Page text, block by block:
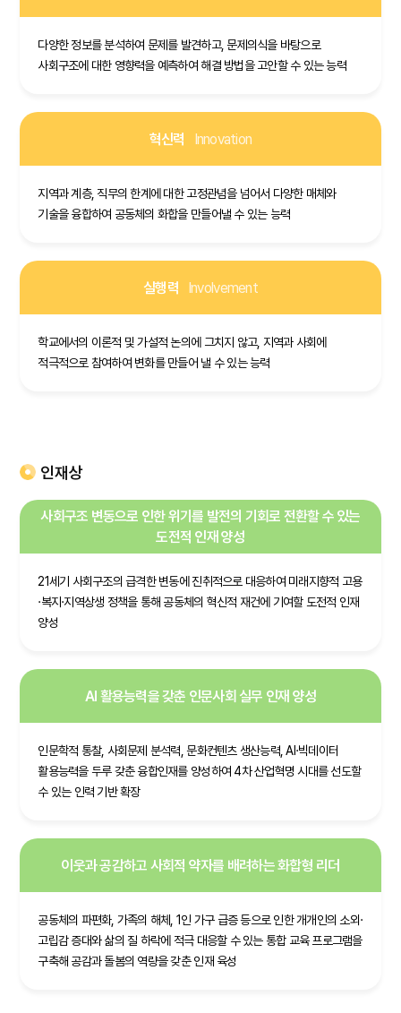
다양한 정보를 분석하여 문제를 발견하고, 문제의식을 바탕으로
사회구조에 대한 영향력을 예측하여 해결 방법을 고안할 수 있는 능력
혁신력 Innovation
지역과 계층, 직무의 한계에 대한 고정관념을 넘어서 다양한 매체와
기술을 융합하여 공동체의 화합을 만들어낼 수 있는 능력
실행력 Involvement
학교에서의 이론적 및 가설적 논의에 그치지 않고, 지역과 사회에
적극적으로 참여하여 변화를 만들어 낼 수 있는 능력
인재상
사회구조 변동으로 인한 위기를 발전의 기회로 전환할 수 있는
도전적 인재 양성
21세기 사회구조의 급격한 변동에 진취적으로 대응하여 미래지향적 고용
·복지·지역상생 정책을 통해 공동체의 혁신적 재건에 기여할 도전적 인재
양성
AI 활용능력을 갖춘 인문사회 실무 인재 양성
인문학적 통찰, 사회문제 분석력, 문화컨텐츠 생산능력, AI·빅데이터
활용능력을 두루 갖춘 융합인재를 양성하여 4차 산업혁명 시대를 선도할
수 있는 인력 기반 확장
이웃과 공감하고 사회적 약자를 배려하는 화합형 리더
공동체의 파편화, 가족의 해체, 1인 가구 급증 등으로 인한 개개인의 소외·
고립감 증대와 삶의 질 하락에 적극 대응할 수 있는 통합 교육 프로그램을
구축해 공감과 돌봄의 역량을 갖춘 인재 육성